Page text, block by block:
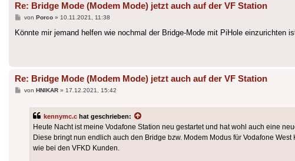
Re: Bridge Mode (Modem Mode) jetzt auch auf der VF Station
Beitrag
von Porco» 10.11.2021, 11:38
Könnte mir jemand helfen wie nochmal der Bridge-Mode mit PiHole
Re: Bridge Mode (Modem Mode) jetzt auch auf der VF Station
Beitrag
von HNIKAR» 17.12.2021, 15:42
kennymc.c hat geschrieben:
Heute Nacht ist meine Vodafone Station neu gestartet und hat wohl auch eine
Diese bringt nun endlich auch den Bridge bzw. Modem Modus für Vodafone
wie bei den VFKD Kunden.